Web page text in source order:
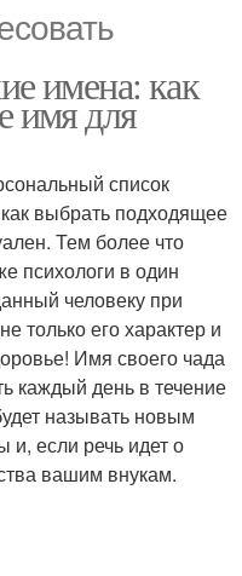
имена: как
имя для
список
выбрать подходящее
Тем более что
психологи в один
человеку при
только его характер и
Имя своего чада
каждый день в течение
называть новым
и, если речь идет о
вашим внукам.